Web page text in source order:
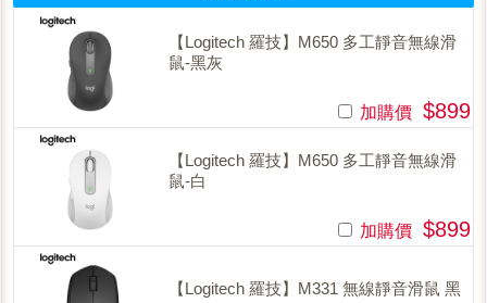
【Logitech 羅技】M650 多工靜音無線滑
鼠-黑灰
加購價 $899
【Logitech 羅技】M650 多工靜音無線滑
鼠-白
加購價 $899
【Logitech 羅技】M331 無線靜音滑鼠 黑